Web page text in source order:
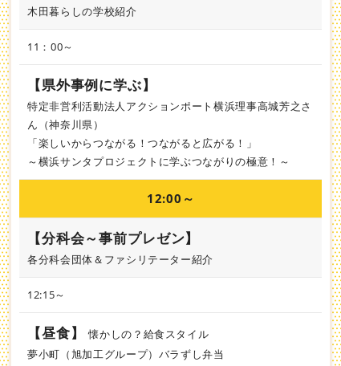
木田暮らしの学校紹介
11：00～
【県外事例に学ぶ】
特定非営利活動法人アクションポート横浜理事高城芳之さ
ん（神奈川県）
「楽しいからつながる！つながると広がる！」
～横浜サンタプロジェクトに学ぶつながりの極意！～
12:00～
【分科会～事前プレゼン】
各分科会団体＆ファシリテーター紹介
12:15～
【昼食】懐かしの？給食スタイル
夢小町（旭加工グループ）バラずし弁当